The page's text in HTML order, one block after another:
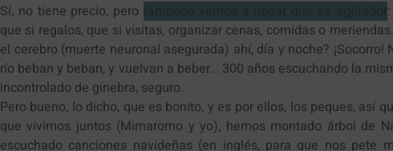
Sí, no tiene precio, pero
que si regalos, que si visitas, organizar cenas, comidas o
el cerebro (muerte neuronal asegurada) ahí, día y noche?
río beban y beban, y vuelvan a beber… 300 años escuchando la
incontrolado de ginebra, seguro.
Pero bueno, lo dicho, que es bonito, y es por ellos, los peques, así
que vivimos juntos (Mimaromo y yo), hemos montado árbol de
escuchado canciones navideñas (en inglés, para que nos pete